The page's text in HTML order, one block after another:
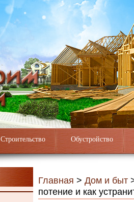
Строительство Обустройство
Главная > Дом и быт
потение и как